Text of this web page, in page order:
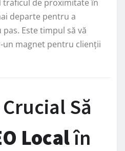
de proximitate în
departe pentru a
Este timpul să vă
magnet pentru clienții
Crucial Să
Localîn